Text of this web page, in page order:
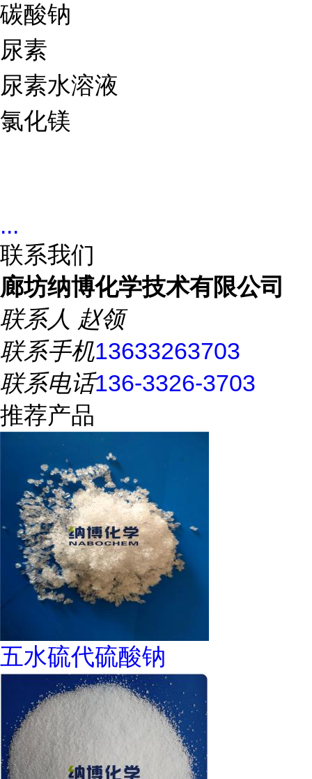
碳酸钠
尿素
尿素水溶液
氯化镁
...
联系我们
廊坊纳博化学技术有限公司
联系人 赵领
联系手机13633263703
联系电话136-3326-3703
推荐产品
五水硫代硫酸钠